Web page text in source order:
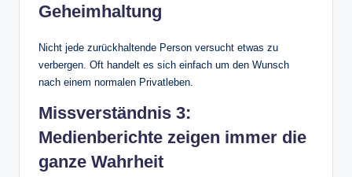
Geheimhaltung
Nicht jede zurückhaltende Person versucht etwas zu
verbergen. Oft handelt es sich einfach um den Wunsch
nach einem normalen Privatleben.
Missverständnis 3:
Medienberichte zeigen immer die
ganze Wahrheit